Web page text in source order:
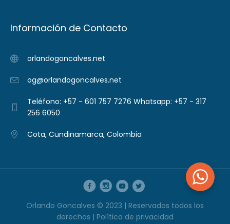
Información de Contacto
orlandogoncalves.net
og@orlandogoncalves.net
Teléfono: +57 - 601 757 7276 Whatsapp: +57 - 317
256 6050
Cota, Cundinamarca, Colombia
Orlando Goncalves © 2023 | Reservados todos los
derechos | Política de privacidad